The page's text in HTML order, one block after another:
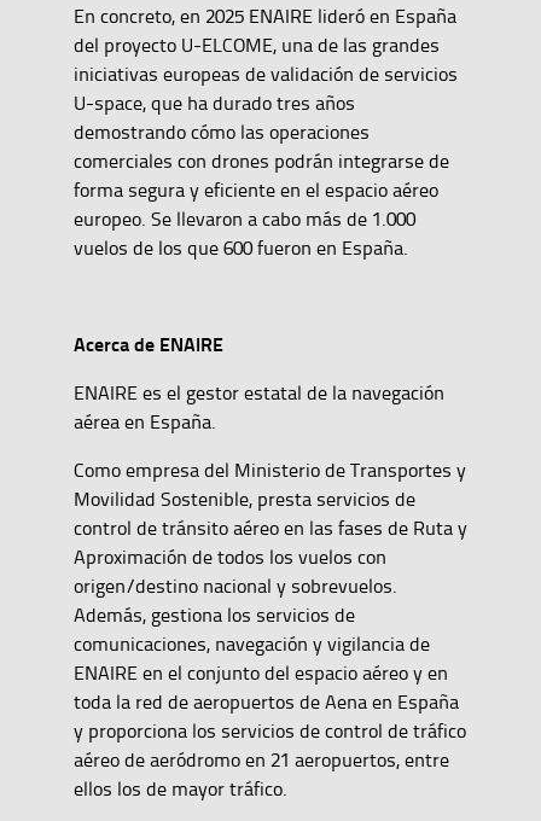
En concreto, en 2025 ENAIRE lideró en España
del proyecto U-ELCOME, una de las grandes
iniciativas europeas de validación de servicios
U-space, que ha durado tres años
demostrando cómo las operaciones
comerciales con drones podrán integrarse de
forma segura y eficiente en el espacio aéreo
europeo. Se llevaron a cabo más de 1.000
vuelos de los que 600 fueron en España.
Acerca de ENAIRE
ENAIRE es el gestor estatal de la navegación
aérea en España.
Como empresa del Ministerio de Transportes y
Movilidad Sostenible, presta servicios de
control de tránsito aéreo en las fases de Ruta y
Aproximación de todos los vuelos con
origen/destino nacional y sobrevuelos.
Además, gestiona los servicios de
comunicaciones, navegación y vigilancia de
ENAIRE en el conjunto del espacio aéreo y en
toda la red de aeropuertos de Aena en España
y proporciona los servicios de control de tráfico
aéreo de aeródromo en 21 aeropuertos, entre
ellos los de mayor tráfico.